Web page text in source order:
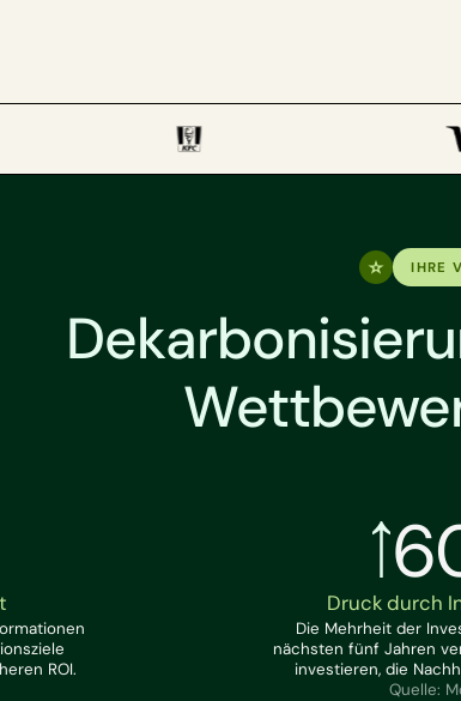
IHRE
ROI.
Druck durch
Die Mehrheit der
nächsten fünf Jahren
investieren, die
Quelle: